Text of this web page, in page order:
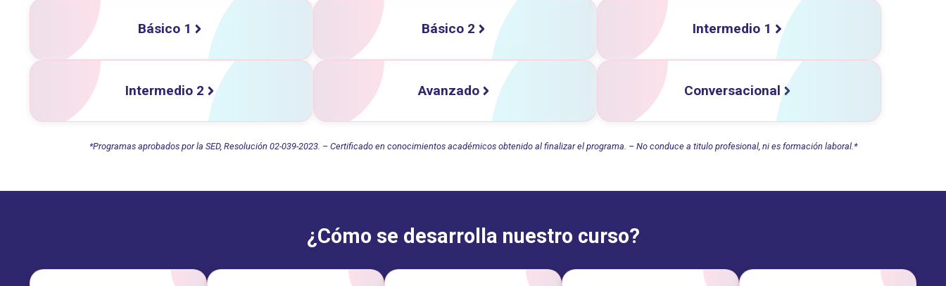
Básico 1 Básico 2 Intermedio 1
Intermedio 2 Avanzado Conversacional
*Programas aprobados por la SED, Resolución 02-039-2023. – Certificado en conocimientos académicos obtenido al finalizar el programa. – No conduce a titulo profesional, ni es formación laboral.*
¿Cómo se desarrolla nuestro curso?